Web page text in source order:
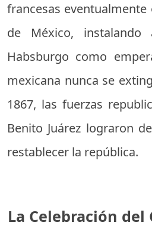
francesas eventualmente
de México,
Habsburgo como
mexicana nunca se
1867, las fuerzas
Benito Juárez lograron
restablecer la república.
La Celebración del